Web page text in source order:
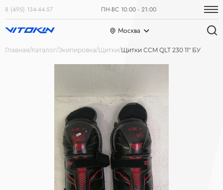
8 (495) 134-44-57 ПН-ВС 10:00 - 21:00
Москва
Главная Каталог Экипировка Щитки Щитки CCM QLT 230 11" БУ